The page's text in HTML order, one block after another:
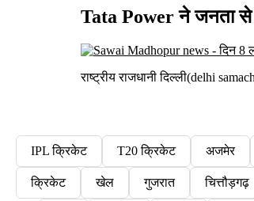
Tata Power ने जनता से
राष्ट्रीय राजधानी दिल्ली(delhi
IPL क्रिकेट T20 क्रिकेट अजमेर
क्रिकेट खेल गुजरात चित्तौड़गढ़